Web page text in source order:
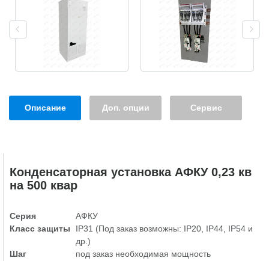
Описание Доп. опции Сервис
Конденсаторная установка АФКУ 0,23 кв
на 500 квар
Серия
АФКУ
Класс защиты
IP31 (Под заказ возможны: IP20, IP44, IP54 и
др.)
Шаг
под заказ необходимая мощность